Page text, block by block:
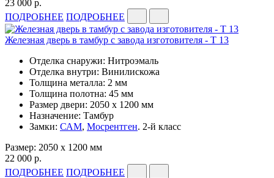
23 000 р.
ПОДРОБНЕЕ ПОДРОБНЕЕ
Железная дверь в тамбур с завода изготовителя - Т 13
Отделка снаружи: Нитроэмаль
Отделка внутри: Винилискожа
Толщина металла: 2 мм
Толщина полотна: 45 мм
Размер двери: 2050 x 1200 мм
Назначение: Тамбур
Замки: САМ, Мосрентген. 2-й класс
Размер: 2050 x 1200 мм
22 000 р.
ПОДРОБНЕЕ ПОДРОБНЕЕ